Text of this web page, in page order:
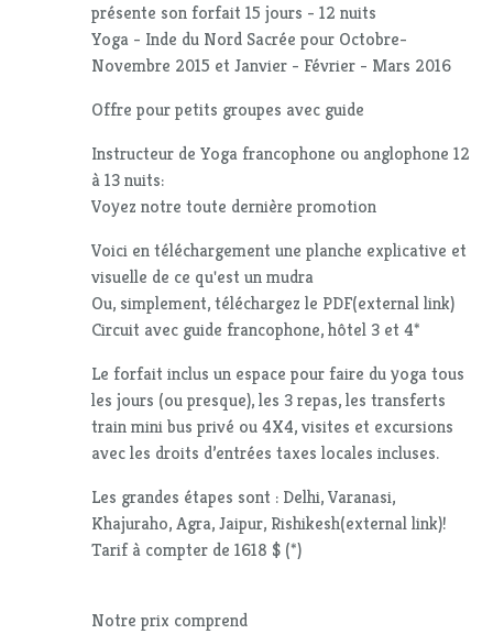
présente son forfait 15 jours - 12 nuits
Yoga - Inde du Nord Sacrée pour Octobre-
Novembre 2015 et Janvier - Février - Mars 2016
Offre pour petits groupes avec guide
Instructeur de Yoga francophone ou anglophone 12
à 13 nuits:
Voyez notre toute dernière promotion
Voici en téléchargement une planche explicative et
visuelle de ce qu'est un mudra
Ou, simplement, téléchargez le PDF(external link)
Circuit avec guide francophone, hôtel 3 et 4*
Le forfait inclus un espace pour faire du yoga tous
les jours (ou presque), les 3 repas, les transferts
train mini bus privé ou 4X4, visites et excursions
avec les droits d’entrées taxes locales incluses.
Les grandes étapes sont : Delhi, Varanasi,
Khajuraho, Agra, Jaipur, Rishikesh(external link)!
Tarif à compter de 1618 $ (*)
Notre prix comprend